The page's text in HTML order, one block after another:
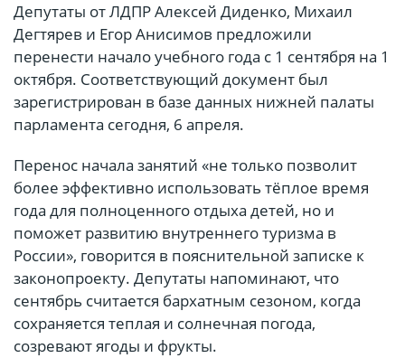
Депутаты от ЛДПР Алексей Диденко, Михаил
Дегтярев и Егор Анисимов предложили
перенести начало учебного года с 1 сентября на 1
октября. Соответствующий документ был
зарегистрирован в базе данных нижней палаты
парламента сегодня, 6 апреля.
Перенос начала занятий «не только позволит
более эффективно использовать тёплое время
года для полноценного отдыха детей, но и
поможет развитию внутреннего туризма в
России», говорится в пояснительной записке к
законопроекту. Депутаты напоминают, что
сентябрь считается бархатным сезоном, когда
сохраняется теплая и солнечная погода,
созревают ягоды и фрукты.